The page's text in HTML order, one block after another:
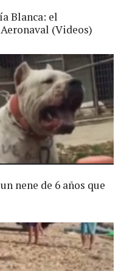
Blanca: el
(Videos)
nene de 6 años que